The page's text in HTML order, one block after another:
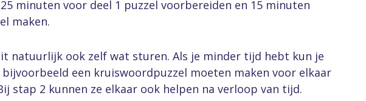
25 minuten voor deel 1 puzzel voorbereiden en 15 minuten
maken.
natuurlijk ook zelf wat sturen. Als je minder tijd hebt kun je
bijvoorbeeld een kruiswoordpuzzel moeten maken voor elkaar
stap 2 kunnen ze elkaar ook helpen na verloop van tijd.